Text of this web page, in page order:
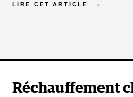
LIRE CET ARTICLE
Réchauffement